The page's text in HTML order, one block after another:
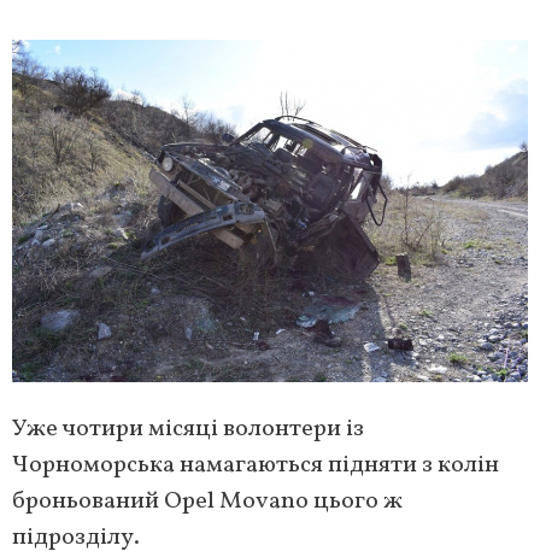
Уже чотири місяці волонтери із
Чорноморська намагаються підняти з колін
броньований Opel Movano цього ж
підрозділу.